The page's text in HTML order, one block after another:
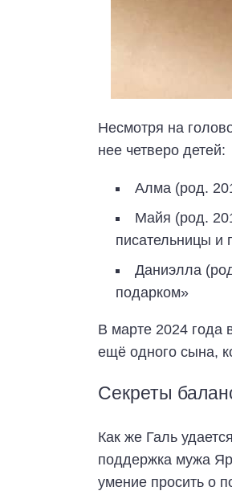
Несмотря на
нее четверо детей:
Алма (род.
Майя (род.
писательницы и
Даниэлла
подарком»
В марте 2024 года
ещё одного сына,
Секреты
Как же Галь
поддержка мужа
умение просить о